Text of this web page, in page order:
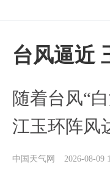
台风逼近
随着台风“
江玉环阵风
中国天气网 2026-08-09